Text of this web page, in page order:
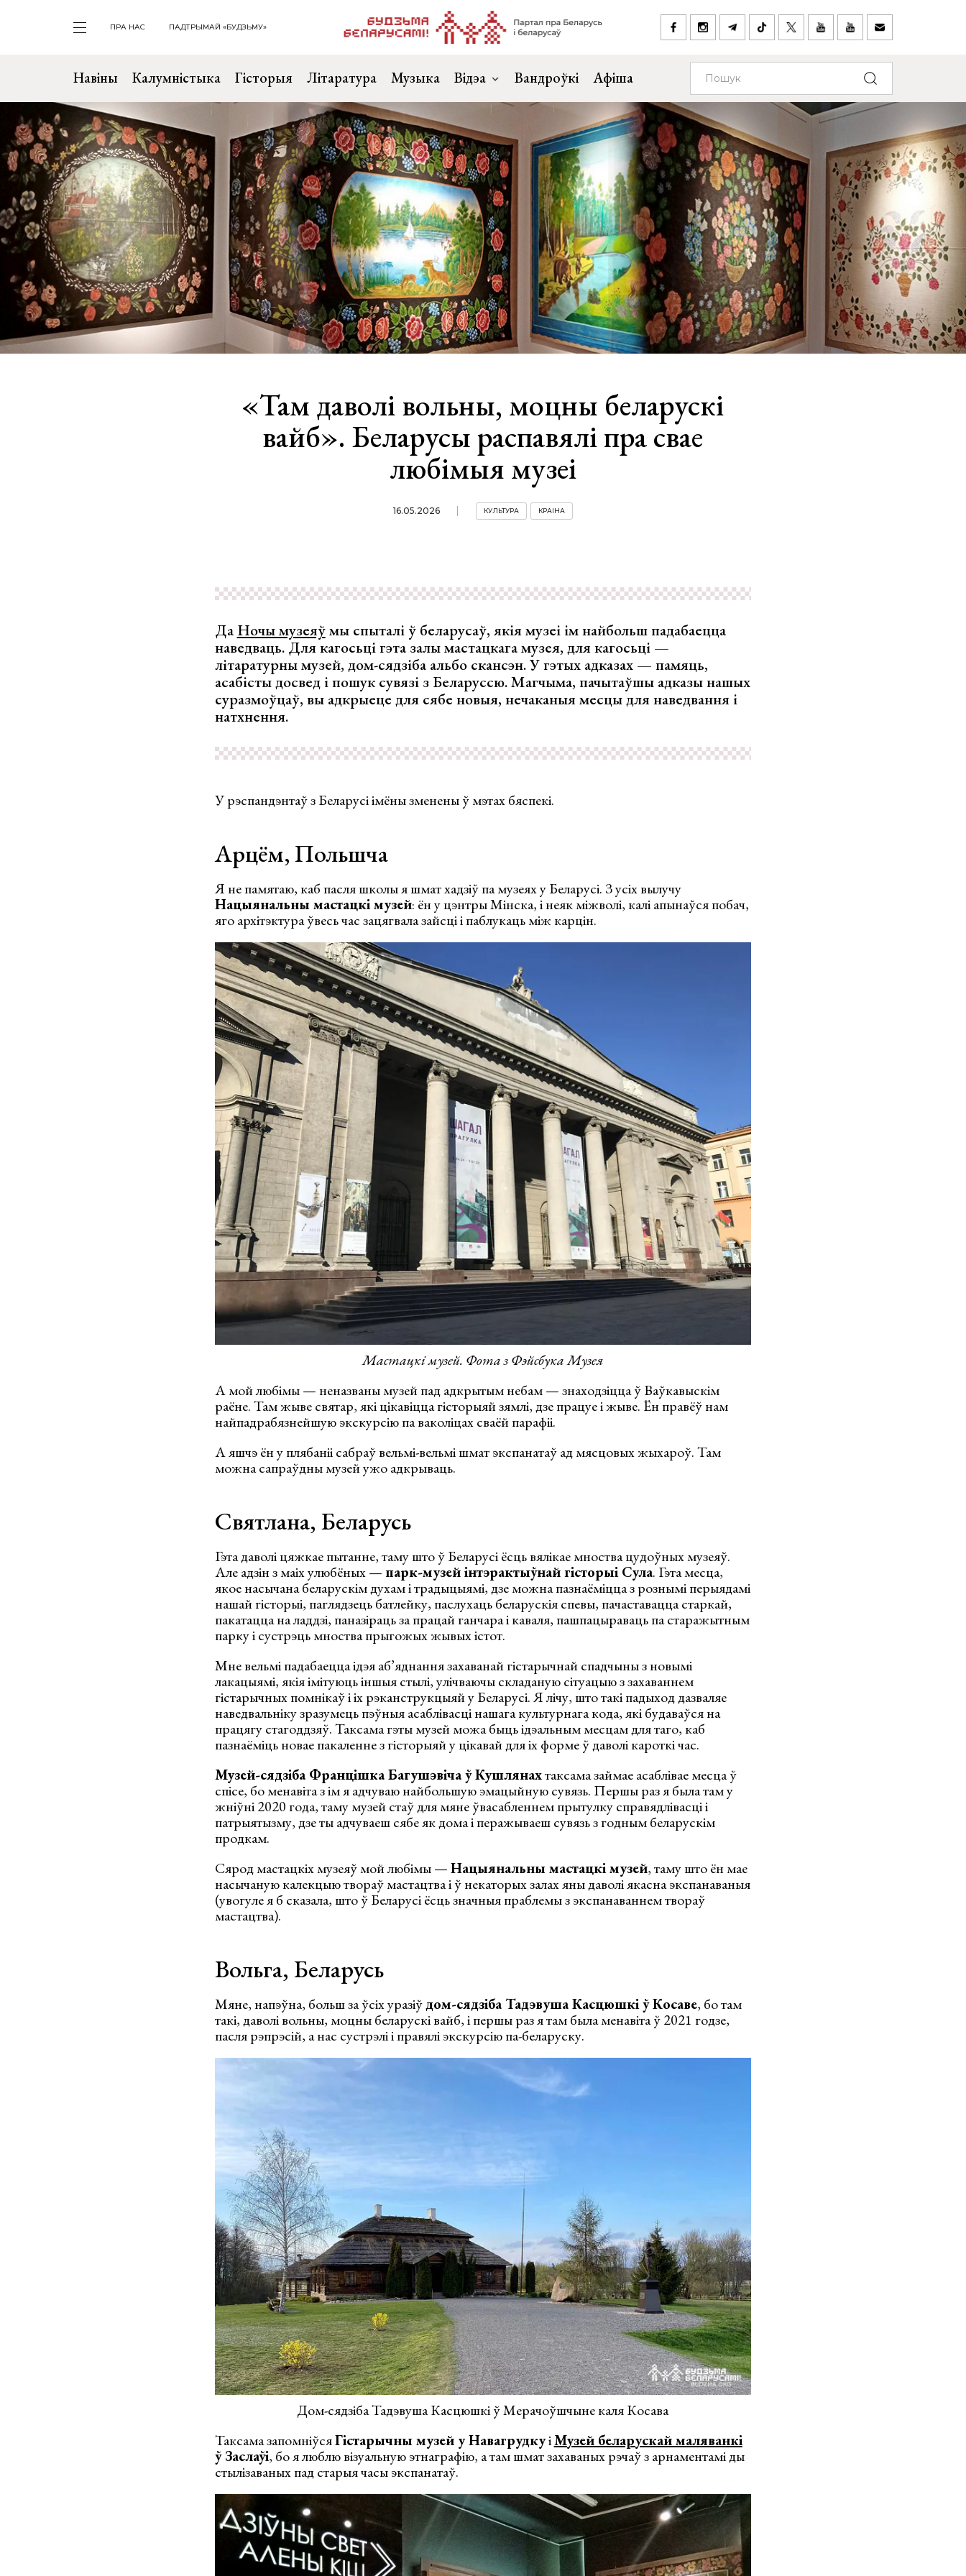
ПРА НАС ПАДТРЫМАЙ «БУДЗЬМУ»
Навіны Калумністыка Гісторыя Літаратура Музыка Відэа Вандроўкі Афіша
«Там даволі вольны, моцны беларускі
вайб». Беларусы распавялі пра свае
любімыя музеі
16.05.2026 КУЛЬТУРА КРАІНА
Да Ночы музеяўмы спыталі ў беларусаў, якія музеі ім найбольш падабаецца
наведваць. Для кагосьці гэта залы мастацкага музея, для кагосьці —
літаратурны музей, дом-сядзіба альбо скансэн. У гэтых адказах — памяць,
асабісты досвед і пошук сувязі з Беларуссю. Магчыма, пачытаўшы адказы нашых
суразмоўцаў, вы адкрыеце для сябе новыя, нечаканыя месцы для наведвання і
натхнення.
У рэспандэнтаў з Беларусі імёны зменены ў мэтах бяспекі.
Арцём, Польшча
Я не памятаю, каб пасля школы я шмат хадзіў па музеях у Беларусі. З усіх вылучу
Нацыянальны мастацкі музей: ён у цэнтры Мінска, і неяк міжволі, калі апынаўся побач,
яго архітэктура ўвесь час зацягвала зайсці і паблукаць між карцін.
Мастацкі музей. Фота з Фэйсбука Музея
А мой любімы — неназваны музей пад адкрытым небам — знаходзіцца ў Ваўкавыскім
раёне. Там жыве святар, які цікавіцца гісторыяй зямлі, дзе працуе і жыве. Ён правёў нам
найпадрабязнейшую экскурсію па ваколіцах сваёй парафіі.
А яшчэ ён у плябаніі сабраў вельмі-вельмі шмат экспанатаў ад мясцовых жыхароў. Там
можна сапраўдны музей ужо адкрываць.
Святлана, Беларусь
Гэта даволі цяжкае пытанне, таму што ў Беларусі ёсць вялікае мноства цудоўных музеяў.
Але адзін з маіх улюбёных — парк-музей інтэрактыўнай гісторыі Сула. Гэта месца,
якое насычана беларускім духам і традыцыямі, дзе можна пазнаёміцца з рознымі перыядамі
нашай гісторыі, паглядзець батлейку, паслухаць беларускія спевы, пачаставацца старкай,
пакатацца на ладдзі, паназіраць за працай ганчара і каваля, пашпацыраваць па старажытным
парку і сустрэць мноства прыгожых жывых істот.
Мне вельмі падабаецца ідэя аб’яднання захаванай гістарычнай спадчыны з новымі
лакацыямі, якія імітуюць іншыя стылі, улічваючы складаную сітуацыю з захаваннем
гістарычных помнікаў і іх рэканструкцыяй у Беларусі. Я лічу, што такі падыход дазваляе
наведвальніку зразумець пэўныя асаблівасці нашага культурнага кода, які будаваўся на
працягу стагоддзяў. Таксама гэты музей можа быць ідэальным месцам для таго, каб
пазнаёміць новае пакаленне з гісторыяй у цікавай для іх форме ў даволі кароткі час.
Музей-сядзіба Францішка Багушэвіча ў Кушлянахтаксама займае асаблівае месца ў
спісе, бо менавіта з ім я адчуваю найбольшую эмацыйную сувязь. Першы раз я была там у
жніўні 2020 года, таму музей стаў для мяне ўвасабленнем прытулку справядлівасці і
патрыятызму, дзе ты адчуваеш сябе як дома і перажываеш сувязь з годным беларускім
продкам.
Сярод мастацкіх музеяў мой любімы —Нацыянальны мастацкі музей, таму што ён мае
насычаную калекцыю твораў мастацтва і ў некаторых залах яны даволі якасна экспанаваныя
(увогуле я б сказала, што ў Беларусі ёсць значныя праблемы з экспанаваннем твораў
мастацтва).
Вольга, Беларусь
Мяне, напэўна, больш за ўсіх уразіўдом-сядзіба Тадэвуша Касцюшкі ў Косаве, бо там
такі, даволі вольны, моцны беларускі вайб, і першы раз я там была менавіта ў 2021 годзе,
пасля рэпрэсій, а нас сустрэлі і правялі экскурсію па-беларуску.
Дом-сядзіба Тадэвуша Касцюшкі ў Мерачоўшчыне каля Косава
Таксама запомніўсяГістарычны музей у НавагрудкуіМузей беларускай маляванкі
ў Заслаўі, бо я люблю візуальную этнаграфію, а там шмат захаваных рэчаў з арнаментамі ды
стылізаваных пад старыя часы экспанатаў.